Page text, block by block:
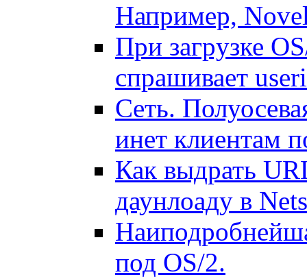
Например,
Пpи загpyзке
спpашивает
Сеть.
инет клиентам
Как выдрать
даунлоаду в
под OS/2.